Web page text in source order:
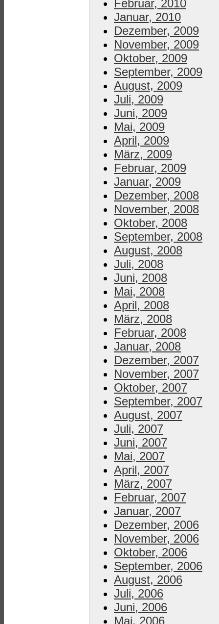
Februar, 2010
Januar, 2010
Dezember, 2009
November, 2009
Oktober, 2009
September, 2009
August, 2009
Juli, 2009
Juni, 2009
Mai, 2009
April, 2009
März, 2009
Februar, 2009
Januar, 2009
Dezember, 2008
November, 2008
Oktober, 2008
September, 2008
August, 2008
Juli, 2008
Juni, 2008
Mai, 2008
April, 2008
März, 2008
Februar, 2008
Januar, 2008
Dezember, 2007
November, 2007
Oktober, 2007
September, 2007
August, 2007
Juli, 2007
Juni, 2007
Mai, 2007
April, 2007
März, 2007
Februar, 2007
Januar, 2007
Dezember, 2006
November, 2006
Oktober, 2006
September, 2006
August, 2006
Juli, 2006
Juni, 2006
Mai, 2006